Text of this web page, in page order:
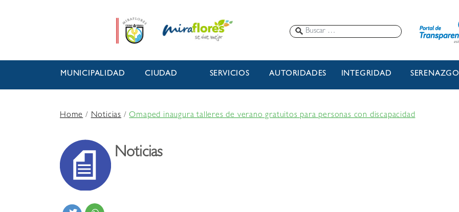
MUNICIPALIDAD CIUDAD SERVICIOS AUTORIDADES INTEGRIDAD SERENAZGO
Home/Noticias /Omaped inaugura talleres de verano gratuitos para personas con discapacidad
Noticias